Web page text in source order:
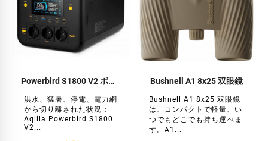
Powerbird S1800 V2 ポータブル電源
洪水、猛暑、停電、電力網
から切り離された状況：
Aqiila Powerbird S1800
V2...
Bushnell A1 8x25 双眼鏡
Bushnell A1 8x25 双眼鏡
は、コンパクトで軽量、い
つでもどこでも持ち運べま
す。A1...